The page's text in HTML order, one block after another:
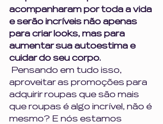
acompanharam por toda a vida
e serão incríveis não apenas
para criar looks, mas para
aumentar sua autoestima e
cuidar do seu corpo.
aproveitar as promoções para
adquirir roupas que são mais
que roupas é algo incrível, não é
mesmo? E nós estamos